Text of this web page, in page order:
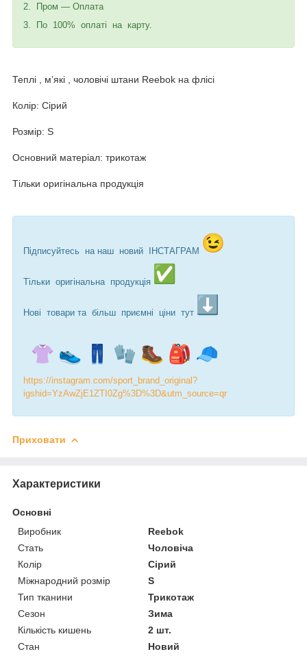
2. Пром — Оплата
3. По 100% оплаті на карту.
Теплі , мʼякі , чоловічі штани Reebok на флісі
Колір: Сірий
Розмір: S
Основний матеріал: трикотаж
Тільки оригінальна продукція
Підписуйтесь на наш новий ІНСТАГРАМ
Тільки оригінальна продукція
Нові товари та більш приємні ціни тут
https://instagram.com/sport_brand_original?
igshid=YzAwZjE1ZTI0Zg%3D%3D&utm_source=qr
Приховати
Характеристики
Основні
Виробник
Reebok
Стать
Чоловіча
Колір
Сірий
Міжнародний розмір
S
Тип тканини
Трикотаж
Сезон
Зима
Кількість кишень
2 шт.
Стан
Новий